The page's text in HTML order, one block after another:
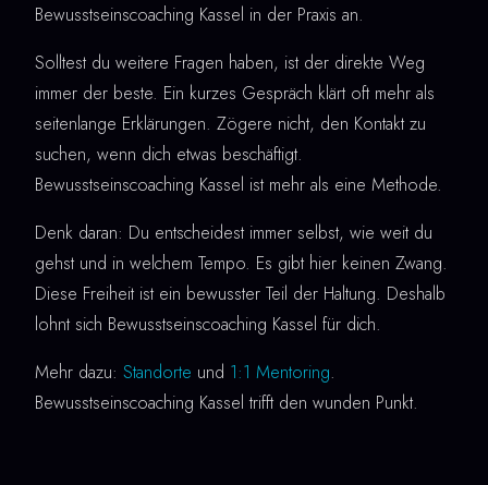
Bewusstseinscoaching Kassel in der Praxis an.
Solltest du weitere Fragen haben, ist der direkte Weg
immer der beste. Ein kurzes Gespräch klärt oft mehr als
seitenlange Erklärungen. Zögere nicht, den Kontakt zu
suchen, wenn dich etwas beschäftigt.
Bewusstseinscoaching Kassel ist mehr als eine Methode.
Denk daran: Du entscheidest immer selbst, wie weit du
gehst und in welchem Tempo. Es gibt hier keinen Zwang.
Diese Freiheit ist ein bewusster Teil der Haltung. Deshalb
lohnt sich Bewusstseinscoaching Kassel für dich.
Mehr dazu: Standorte und 1:1 Mentoring.
Bewusstseinscoaching Kassel trifft den wunden Punkt.